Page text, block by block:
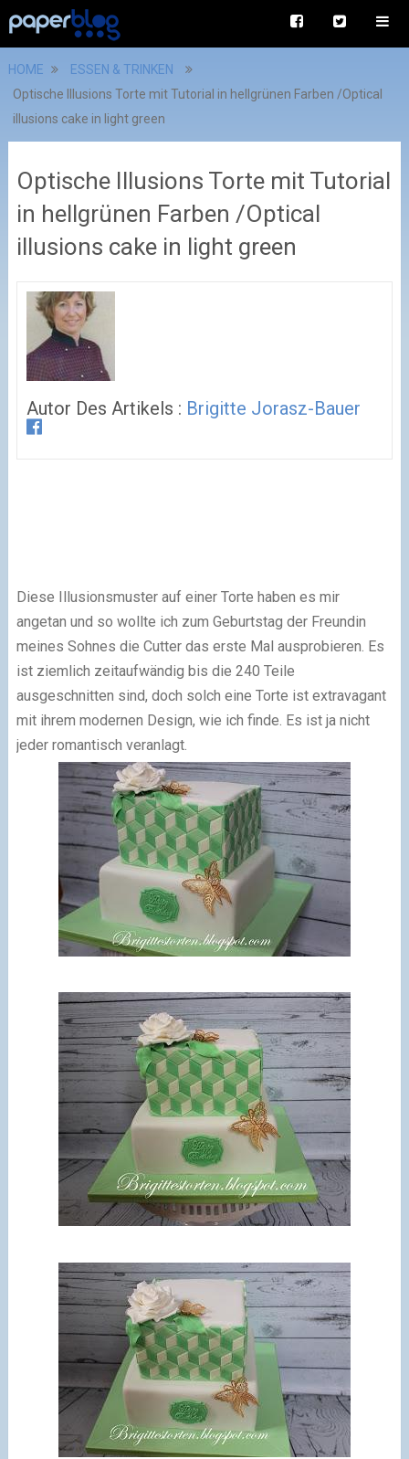
HOME
ESSEN & TRINKEN
Optische Illusions Torte mit Tutorial in hellgrünen Farben /Optical
illusions cake in light green
Optische Illusions Torte mit Tutorial
in hellgrünen Farben /Optical
illusions cake in light green
Autor Des Artikels : Brigitte Jorasz-Bauer
Diese Illusionsmuster auf einer Torte haben es mir
angetan und so wollte ich zum Geburtstag der Freundin
meines Sohnes die Cutter das erste Mal ausprobieren. Es
ist ziemlich zeitaufwändig bis die 240 Teile
ausgeschnitten sind, doch solch eine Torte ist extravagant
mit ihrem modernen Design, wie ich finde. Es ist ja nicht
jeder romantisch veranlagt.